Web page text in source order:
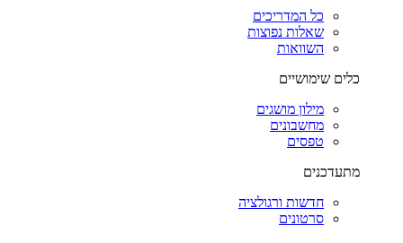
כל המדריכים
שאלות נפוצות
השוואות
כלים שימושיים
מילון מושגים
מחשבונים
טפסים
מתעדכנים
חדשות ורגולציה
סרטונים